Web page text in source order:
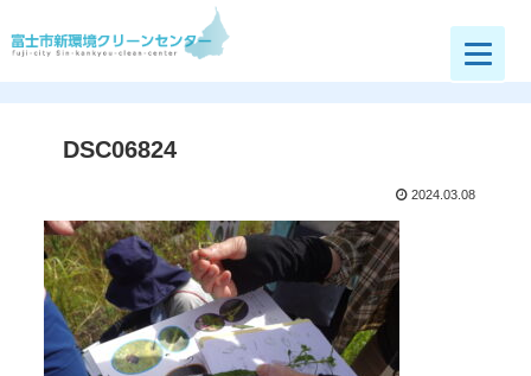
富士市新環境クリーンセンター
DSC06824
2024.03.08